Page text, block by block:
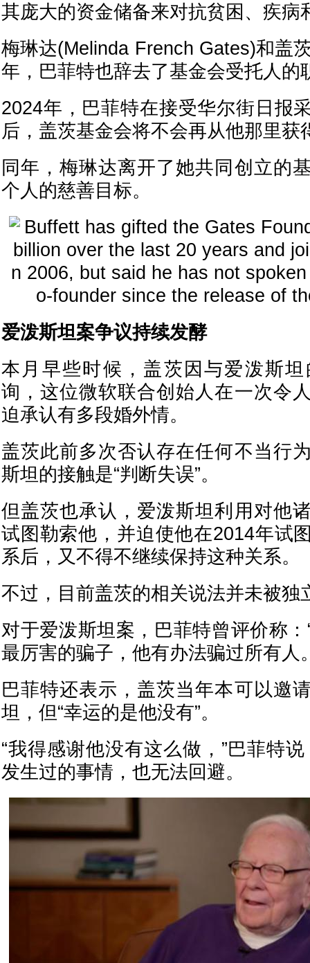
其庞大的资金储备来对抗贫困、疾
梅琳达(Melinda French Gates)和盖
年，巴菲特也辞去了基金会受托人的
2024年，巴菲特在接受华尔街日报
后，盖茨基金会将不会再从他那里获
同年，梅琳达离开了她共同创立的
个人的慈善目标。
爱泼斯坦案争议持续发酵
本月早些时候，盖茨因与爱泼斯
询，这位微软联合创始人在一次令
迫承认有多段婚外情。
盖茨此前多次否认存在任何不当行
斯坦的接触是“判断失误”。
但盖茨也承认，爱泼斯坦利用对他
试图勒索他，并迫使他在2014年试
系后，又不得不继续保持这种关系。
不过，目前盖茨的相关说法并未被独
对于爱泼斯坦案，巴菲特曾评价称
最厉害的骗子，他有办法骗过所有人
巴菲特还表示，盖茨当年本可以邀
坦，但“幸运的是他没有”。
“我得感谢他没有这么做，”巴菲特
发生过的事情，也无法回避。